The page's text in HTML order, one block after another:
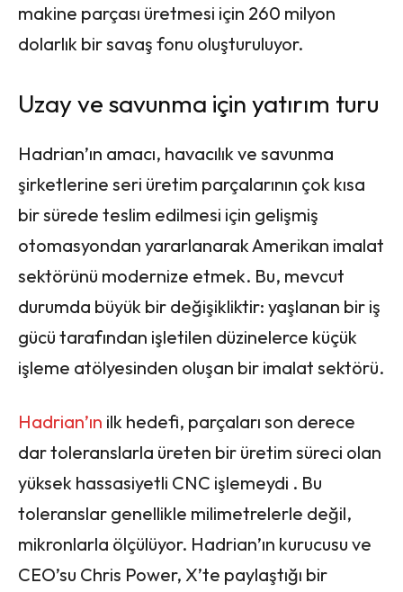
makine parçası üretmesi için 260 milyon
dolarlık bir savaş fonu oluşturuluyor.
Uzay ve savunma için yatırım turu
Hadrian’ın amacı, havacılık ve savunma
şirketlerine seri üretim parçalarının çok kısa
bir sürede teslim edilmesi için gelişmiş
otomasyondan yararlanarak Amerikan imalat
sektörünü modernize etmek. Bu, mevcut
durumda büyük bir değişikliktir: yaşlanan bir iş
gücü tarafından işletilen düzinelerce küçük
işleme atölyesinden oluşan bir imalat sektörü.
Hadrian’ın ilk hedefi, parçaları son derece
dar toleranslarla üreten bir üretim süreci olan
yüksek hassasiyetli CNC işlemeydi . Bu
toleranslar genellikle milimetrelerle değil,
mikronlarla ölçülüyor. Hadrian’ın kurucusu ve
CEO’su Chris Power, X’te paylaştığı bir